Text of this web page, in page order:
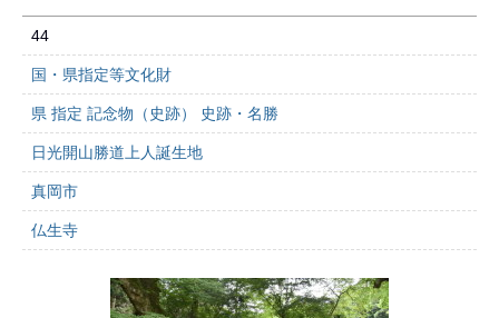
44
国・県指定等文化財
県 指定 記念物（史跡） 史跡・名勝
日光開山勝道上人誕生地
真岡市
仏生寺